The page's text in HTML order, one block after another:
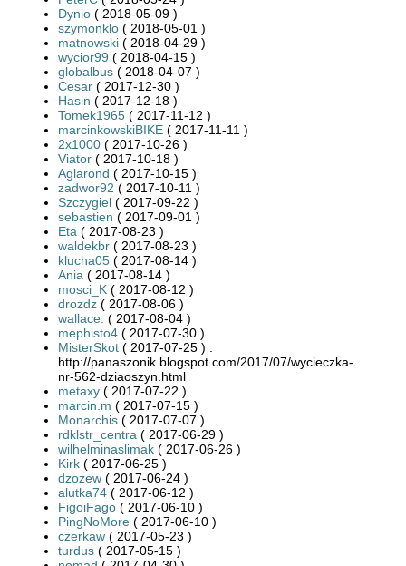
Dynio ( 2018-05-09 )
szymonklo ( 2018-05-01 )
matnowski ( 2018-04-29 )
wycior99 ( 2018-04-15 )
globalbus ( 2018-04-07 )
Cesar ( 2017-12-30 )
Hasin ( 2017-12-18 )
Tomek1965 ( 2017-11-12 )
marcinkowskiBIKE ( 2017-11-11 )
2x1000 ( 2017-10-26 )
Viator ( 2017-10-18 )
Aglarond ( 2017-10-15 )
zadwor92 ( 2017-10-11 )
Szczygiel ( 2017-09-22 )
sebastien ( 2017-09-01 )
Eta ( 2017-08-23 )
waldekbr ( 2017-08-23 )
klucha05 ( 2017-08-14 )
Ania ( 2017-08-14 )
mosci_K ( 2017-08-12 )
drozdz ( 2017-08-06 )
wallace. ( 2017-08-04 )
mephisto4 ( 2017-07-30 )
MisterSkot ( 2017-07-25 ) :
http://panaszonik.blogspot.com/2017/07/wycieczka-
nr-562-dziaoszyn.html
metaxy ( 2017-07-22 )
marcin.m ( 2017-07-15 )
Monarchis ( 2017-07-07 )
rdklstr_centra ( 2017-06-29 )
wilhelminaslimak ( 2017-06-26 )
Kirk ( 2017-06-25 )
dzozew ( 2017-06-24 )
alutka74 ( 2017-06-12 )
FigoiFago ( 2017-06-10 )
PingNoMore ( 2017-06-10 )
czerkaw ( 2017-05-23 )
turdus ( 2017-05-15 )